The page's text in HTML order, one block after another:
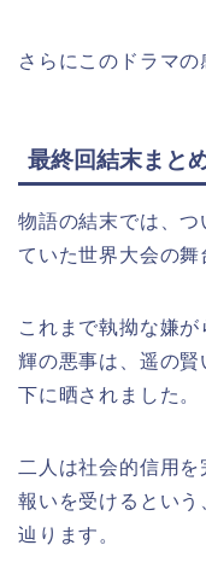
さらにこのドラマの
最終回結末まと
物語の結末では、
ていた世界大会の舞
これまで執拗な嫌
輝の悪事は、遥の
下に晒されました。
二人は社会的信用
報いを受けるとい
辿ります。